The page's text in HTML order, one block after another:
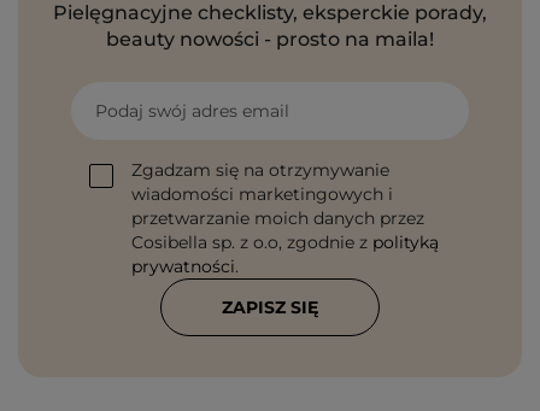
Pielęgnacyjne checklisty, eksperckie porady,
beauty nowości - prosto na maila!
Podaj swój adres email
Zgadzam się na otrzymywanie
wiadomości marketingowych i
przetwarzanie moich danych przez
Cosibella sp. z o.o, zgodnie z polityką
prywatności.
ZAPISZ SIĘ